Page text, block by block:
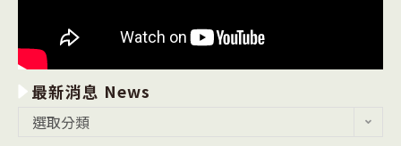
最新消息 News
選取分類